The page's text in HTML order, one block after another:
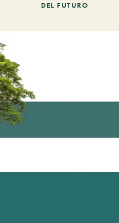
DEL FUTURO